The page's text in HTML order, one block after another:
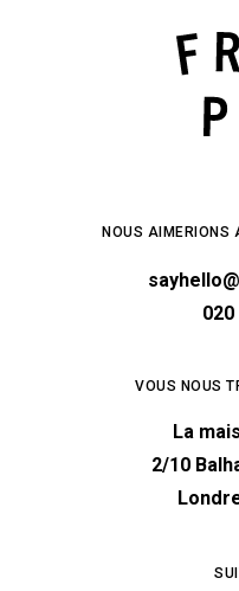
NOUS AIMERIONS
020
VOUS NOUS
La
2/10